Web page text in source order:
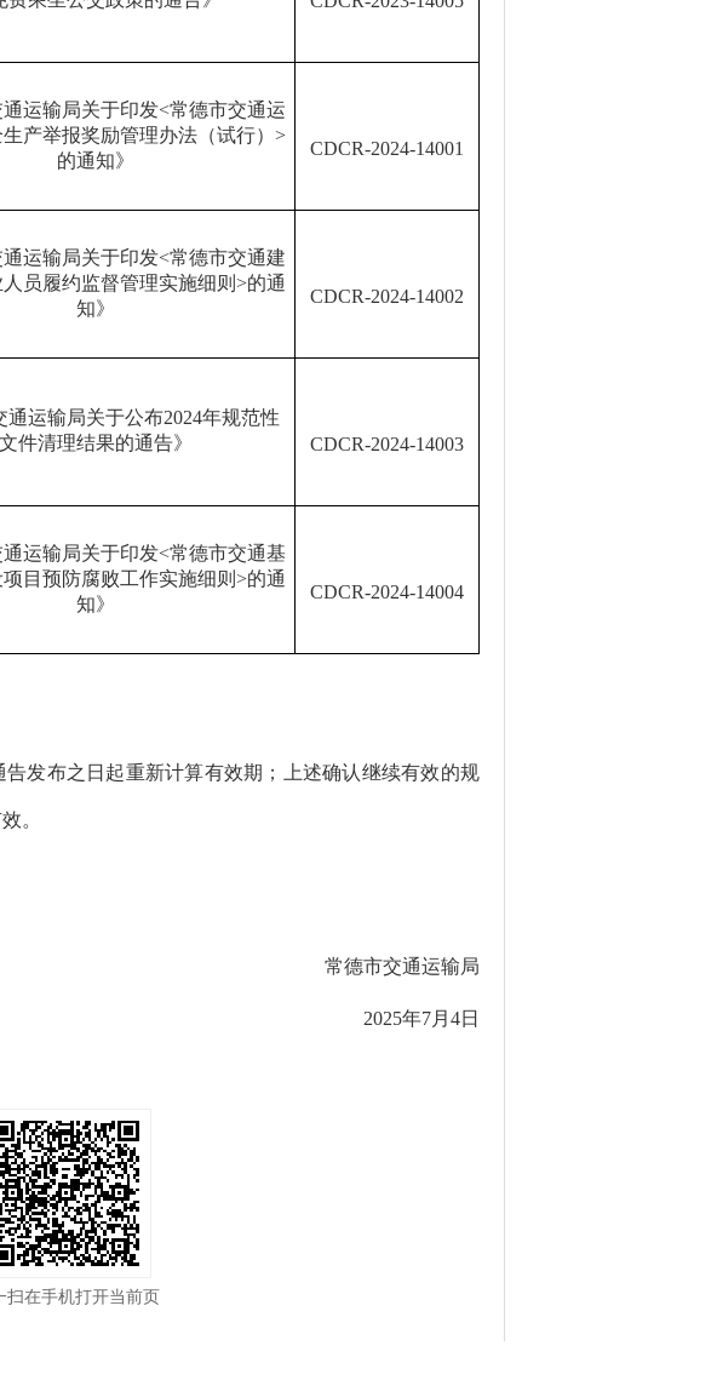
通运输局关于印发<常德市交通运
产举报奖励管理办法（试行） >
的通知》
CDCR-2024-14001
通运输局关于印发<常德市交通建
员履约监督管理实施细则 >的通
知》
CDCR-2024-14002
通运输局关于公布2024年规范性
文件清理结果的通告》
CDCR-2024-14003
通运输局关于印发<常德市交通基
目预防腐败工作实施细则 >的通
知》
CDCR-2024-14004
告发布之日起重新计算有效期；上述确认继续有效的规
效。
常德市交通运输局
2025年7月4日
扫在手机打开当前页